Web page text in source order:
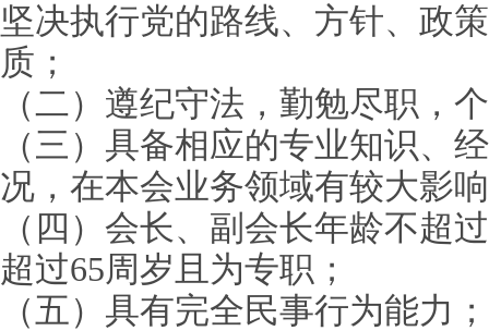
坚决执行党的路线、方针、政
质；
（二）遵纪守法，勤勉尽职，
（三）具备相应的专业知识、
况，在本会业务领域有较大影
（四）会长、副会长年龄不超
超过65周岁且为专职；
（五）具有完全民事行为能力；